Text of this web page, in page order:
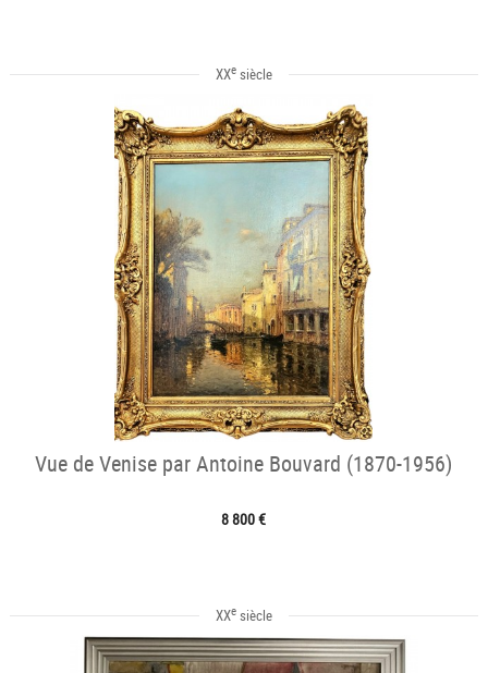
XXesiècle
Vue de Venise par Antoine Bouvard (1870-1956)
8 800 €
XXesiècle